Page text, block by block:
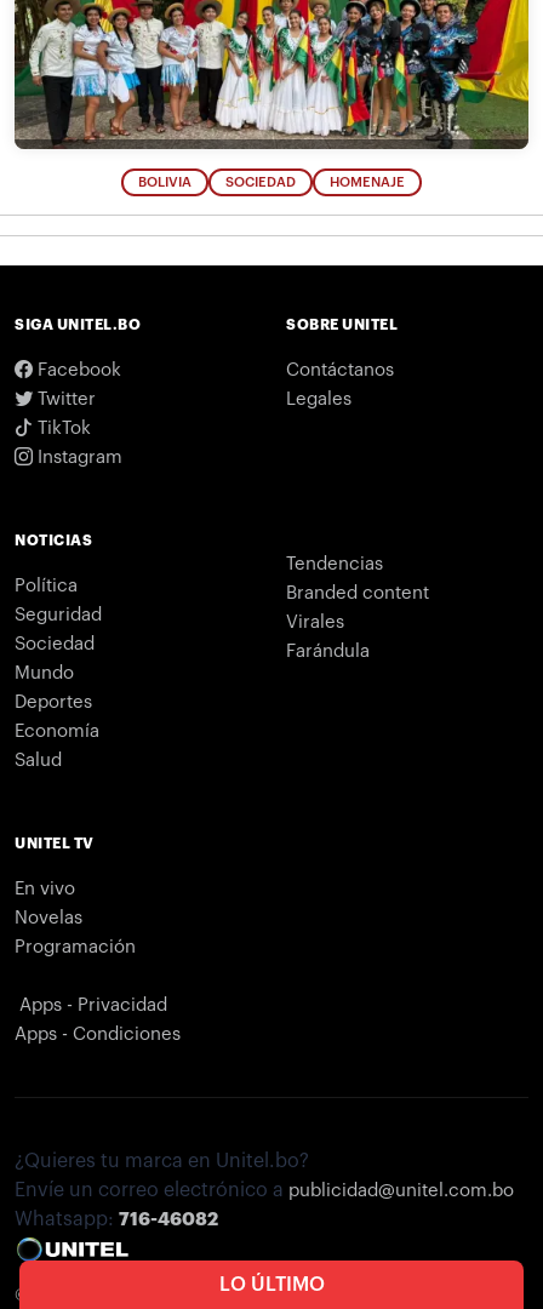
LO ÚLTIMO
BOLIVIA SOCIEDAD HOMENAJE
SIGA UNITEL.BO
Facebook
Twitter
TikTok
Instagram
SOBRE UNITEL
Contáctanos
Legales
NOTICIAS
Política
Seguridad
Sociedad
Mundo
Deportes
Economía
Salud
Tendencias
Branded content
Virales
Farándula
UNITEL TV
En vivo
Novelas
Programación
Apps - Privacidad
Apps - Condiciones
¿Quieres tu marca en Unitel.bo?
Envíe un correo electrónico a publicidad@unitel.com.bo
Whatsapp: 716-46082
© Unitel. 2026